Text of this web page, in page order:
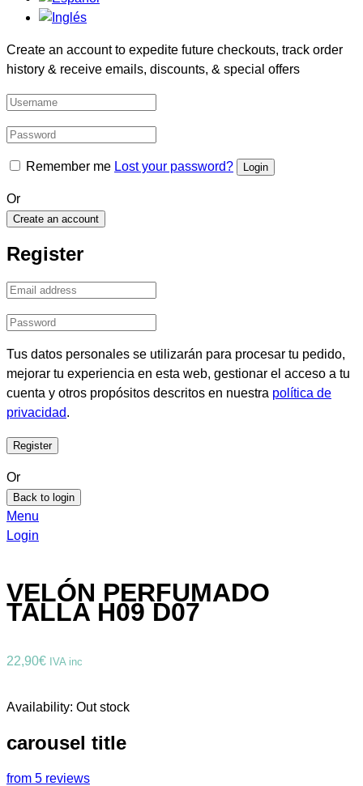
Create an account to expedite future checkouts, track order
history & receive emails, discounts, & special offers
Remember me Lost your password?
Or
Create an account
Register
Tus datos personales se utilizarán para procesar tu pedido,
mejorar tu experiencia en esta web, gestionar el acceso a tu
cuenta y otros propósitos descritos en nuestra política de
privacidad.
Or
Back to login
Menu
Login
VELÓN PERFUMADO
TALLA H09 D07
22,90€ IVA inc
Availability: Out stock
carousel title
from 5 reviews